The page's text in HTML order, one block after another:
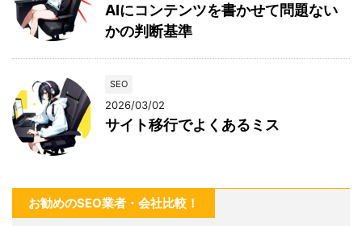
AIにコンテンツを書かせて問題ない
かの判断基準
SEO
2026/03/02
サイト移行でよくあるミス
お勧めのSEO業者・会社比較！